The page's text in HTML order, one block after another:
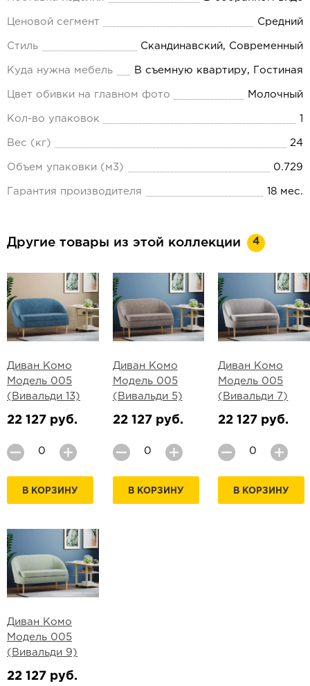
Ценовой сегмент Средний
Стиль Скандинавский, Современный
Куда нужна мебель В съемную квартиру, Гостиная
Цвет обивки на главном фото Молочный
Кол-во упаковок 1
Вес (кг) 24
Объем упаковки (м3) 0.729
Гарантия производителя 18 мес.
Другие товары из этой коллекции 4
Диван Комо
Модель 005
(Вивальди 13)
22 127 руб.
В КОРЗИНУ
Диван Комо
Модель 005
(Вивальди 5)
22 127 руб.
В КОРЗИНУ
Диван Комо
Модель 005
(Вивальди 7)
22 127 руб.
В КОРЗИНУ
Диван Комо
Модель 005
(Вивальди 9)
22 127 руб.